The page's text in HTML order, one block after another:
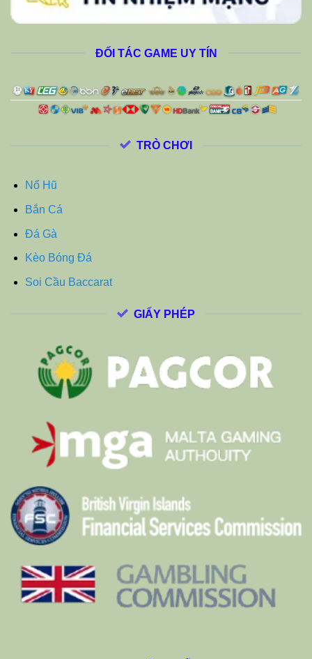
ĐỐI TÁC GAME UY TÍN
TRÒ CHƠI
Nổ Hũ
Bắn Cá
Đá Gà
Kèo Bóng Đá
Soi Cầu Baccarat
GIẤY PHÉP